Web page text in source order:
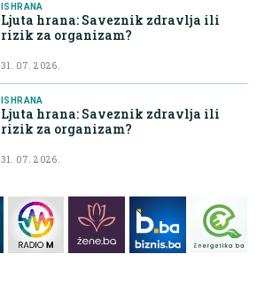
ISHRANA
Ljuta hrana: Saveznik zdravlja ili
rizik za organizam?
31. 07. 2026.
ISHRANA
Ljuta hrana: Saveznik zdravlja ili
rizik za organizam?
31. 07. 2026.